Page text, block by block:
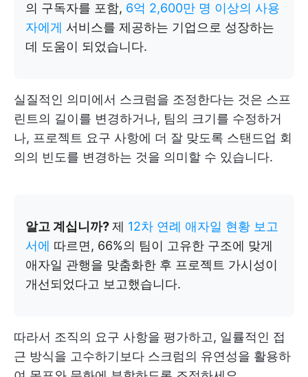
의 구독자를 포함, 6억 2,600만 명 이상의 사용
자에게 서비스를 제공하는 기업으로 성장하는
데 도움이 되었습니다.
실질적인 의미에서 스크럼을 조정한다는 것은 스프
린트의 길이를 변경하거나, 팀의 크기를 수정하거
나, 프로젝트 요구 사항에 더 잘 맞도록 스탠드업 회
의의 빈도를 변경하는 것을 의미할 수 있습니다.
알고 계십니까?제 12차 연례 애자일 현황 보고
서에 따르면, 66%의 팀이 고유한 구조에 맞게
애자일 관행을 맞춤화한 후 프로젝트 가시성이
개선되었다고 보고했습니다.
따라서 조직의 요구 사항을 평가하고, 일률적인 접
근 방식을 고수하기보다 스크럼의 유연성을 활용하